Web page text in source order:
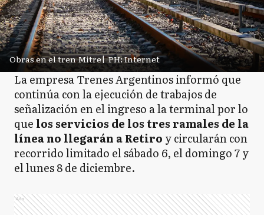
Obras en el tren Mitre| PH: Internet
La empresa Trenes Argentinos informó que
continúa con la ejecución de trabajos de
señalización en el ingreso a la terminal por lo
que los servicios de los tres ramales de la
línea no llegarán a Retiro y circularán con
recorrido limitado el sábado 6, el domingo 7 y
el lunes 8 de diciembre.
Ads